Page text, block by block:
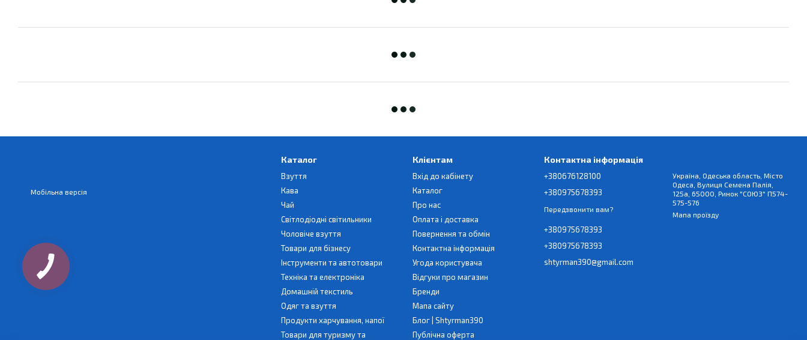
Мобільна версія
Каталог
Взуття
Кава
Чай
Світлодіодні світильники
Чоловіче взуття
Товари для бізнесу
Інструменти та автотовари
Техніка та електроніка
Домашній текстиль
Одяг та взуття
Продукти харчування, напої
Товари для туризму та
Клієнтам
Вхід до кабінету
Каталог
Про нас
Оплата і доставка
Повернення та обмін
Контактна інформація
Угода користувача
Відгуки про магазин
Бренди
Мапа сайту
Блог | Shtyrman390
Публічна оферта
Контактна інформація
+380676128100
+380975678393
Передзвонити вам?
+380975678393
+380975678393
shtyrman390@gmail.com
Україна, Одеська область, Місто
Одеса, Вулиця Семена Палія,
125а, 65000, Ринок "СОЮЗ" П574-
575-576
Мапа проїзду